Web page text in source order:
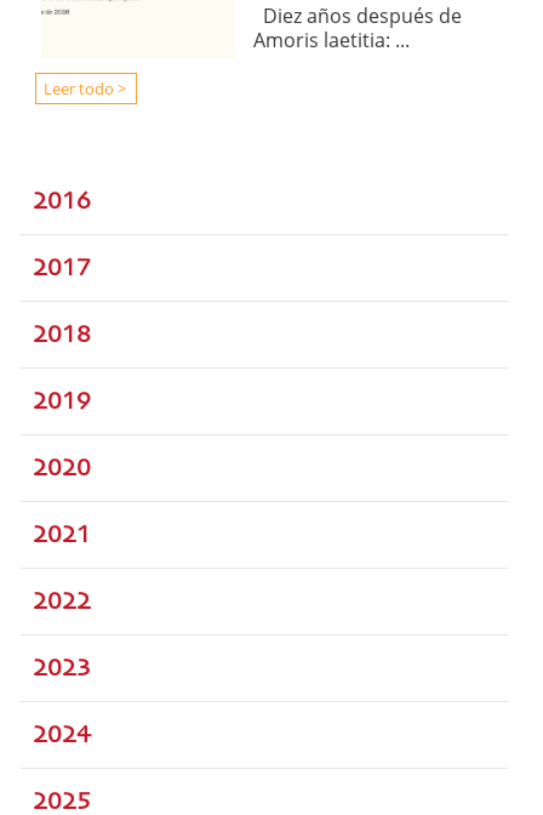
Diez años después de
Amoris laetitia: ...
Leer todo >
2016
2017
2018
2019
2020
2021
2022
2023
2024
2025